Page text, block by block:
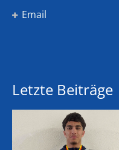
Email
Letzte Beiträge